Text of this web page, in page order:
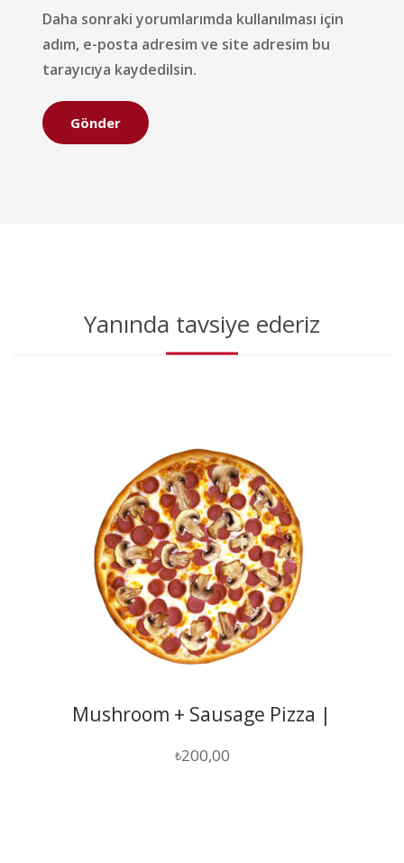
Daha sonraki yorumlarımda kullanılması için
adım, e-posta adresim ve site adresim bu
tarayıcıya kaydedilsin.
Yanında tavsiye ederiz
Mushroom + Sausage Pizza |
₺200,00